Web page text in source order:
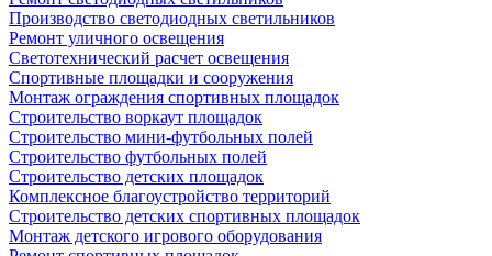
Производство светодиодных светильников
Ремонт уличного освещения
Светотехнический расчет освещения
Спортивные площадки и сооружения
Монтаж ограждения спортивных площадок
Строительство воркаут площадок
Строительство мини-футбольных полей
Строительство футбольных полей
Строительство детских площадок
Комплексное благоустройство территорий
Строительство детских спортивных площадок
Монтаж детского игрового оборудования